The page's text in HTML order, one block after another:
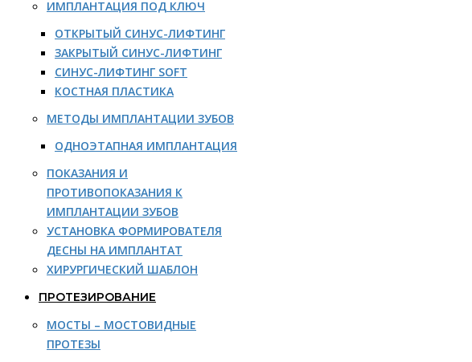
ИМПЛАНТАЦИЯ ПОД КЛЮЧ
ОТКРЫТЫЙ СИНУС-ЛИФТИНГ
ЗАКРЫТЫЙ СИНУС-ЛИФТИНГ
СИНУС-ЛИФТИНГ SOFT
КОСТНАЯ ПЛАСТИКА
МЕТОДЫ ИМПЛАНТАЦИИ ЗУБОВ
ОДНОЭТАПНАЯ ИМПЛАНТАЦИЯ
ПОКАЗАНИЯ И
ПРОТИВОПОКАЗАНИЯ К
ИМПЛАНТАЦИИ ЗУБОВ
УСТАНОВКА ФОРМИРОВАТЕЛЯ
ДЕСНЫ НА ИМПЛАНТАТ
ХИРУРГИЧЕСКИЙ ШАБЛОН
ПРОТЕЗИРОВАНИЕ
МОСТЫ – МОСТОВИДНЫЕ
ПРОТЕЗЫ